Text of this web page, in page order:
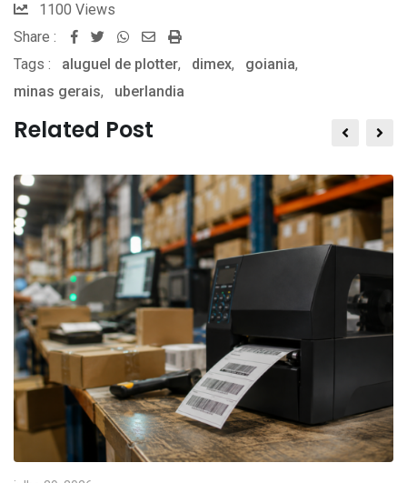
1100 Views
Share :
Whatsapp
Share
via
Email
Print
Tags : aluguel de plotter, dimex, goiania,
minas gerais, uberlandia
Related Post